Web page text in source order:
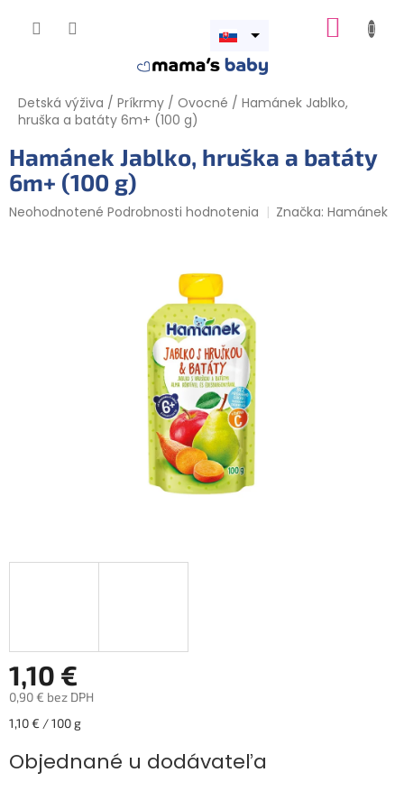
Otvoriť
Detská výživa / Príkrmy / Ovocné / Hamánek Jablko,
hruška a batáty 6m+ (100 g)
Hamánek Jablko, hruška a batáty
6m+ (100 g)
Priemerné
Neohodnotené Podrobnosti hodnotenia Značka:Hamánek
1,10 €
0,90 € bez DPH
Jednotková
1,10 € / 100 g
Objednané u dodávateľa